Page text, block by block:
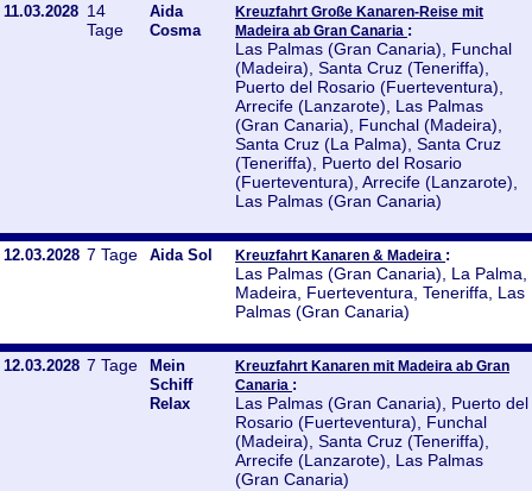
11.03.2028 14
Tage
Aida
Cosma
Kreuzfahrt Große Kanaren-Reise mit
Madeira ab Gran Canaria :
Las Palmas (Gran Canaria), Funchal
(Madeira), Santa Cruz (Teneriffa),
Puerto del Rosario (Fuerteventura),
Arrecife (Lanzarote), Las Palmas
(Gran Canaria), Funchal (Madeira),
Santa Cruz (La Palma), Santa Cruz
(Teneriffa), Puerto del Rosario
(Fuerteventura), Arrecife (Lanzarote),
Las Palmas (Gran Canaria)
12.03.2028 7 Tage Aida Sol Kreuzfahrt Kanaren & Madeira :
Las Palmas (Gran Canaria), La Palma,
Madeira, Fuerteventura, Teneriffa, Las
Palmas (Gran Canaria)
12.03.2028 7 Tage
Mein
Schiff
Relax
Kreuzfahrt Kanaren mit Madeira ab Gran
Canaria :
Las Palmas (Gran Canaria), Puerto del
Rosario (Fuerteventura), Funchal
(Madeira), Santa Cruz (Teneriffa),
Arrecife (Lanzarote), Las Palmas
(Gran Canaria)